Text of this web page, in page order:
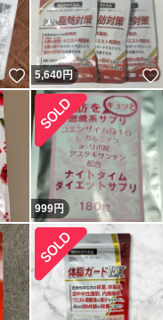
いいね！
5,640円
999円